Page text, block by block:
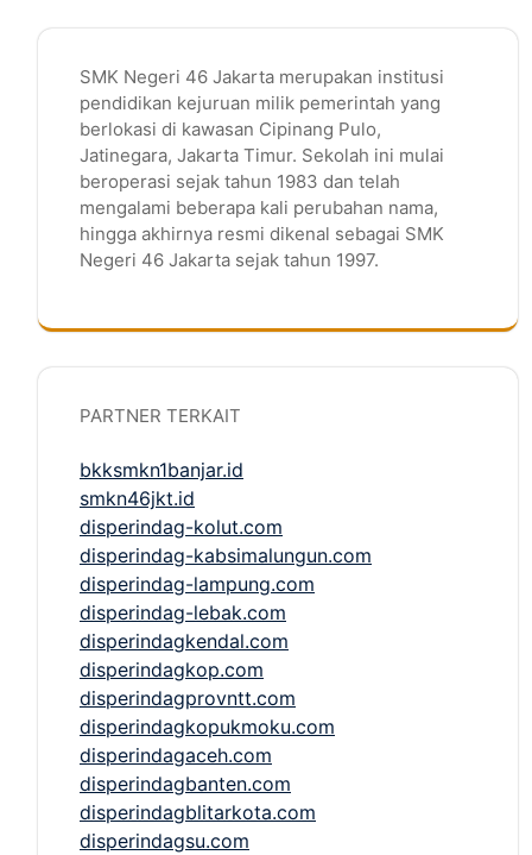
SMK Negeri 46 Jakarta merupakan institusi
pendidikan kejuruan milik pemerintah yang
berlokasi di kawasan Cipinang Pulo,
Jatinegara, Jakarta Timur. Sekolah ini mulai
beroperasi sejak tahun 1983 dan telah
mengalami beberapa kali perubahan nama,
hingga akhirnya resmi dikenal sebagai SMK
Negeri 46 Jakarta sejak tahun 1997.
PARTNER TERKAIT
bkksmkn1banjar.id
smkn46jkt.id
disperindag-kolut.com
disperindag-kabsimalungun.com
disperindag-lampung.com
disperindag-lebak.com
disperindagkendal.com
disperindagkop.com
disperindagprovntt.com
disperindagkopukmoku.com
disperindagaceh.com
disperindagbanten.com
disperindagblitarkota.com
disperindagsu.com